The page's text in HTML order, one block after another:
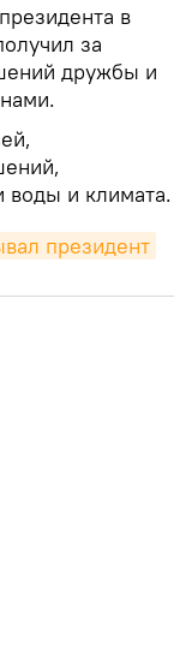
в
за
дружбы и
воды и климата.
президент